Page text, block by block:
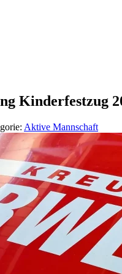
Kinderfestzug
Aktive Mannschaft